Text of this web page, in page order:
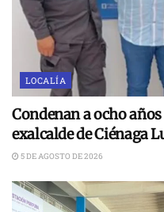
LOCALÍA
Condenan a ocho
exalcalde de Ciénaga
5 DE AGOSTO DE 2026